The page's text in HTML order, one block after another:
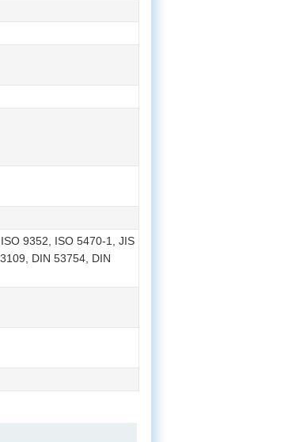
9352, ISO 5470-1, JIS
DIN 53754, DIN